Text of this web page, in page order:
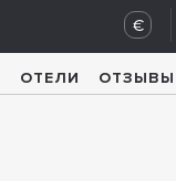
€
ОТЕЛИ ОТЗЫВЫ